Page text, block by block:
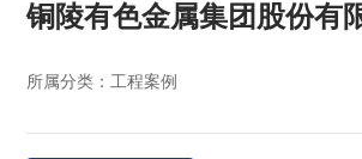
铜陵有色金属集团股份有
所属分类：工程案例